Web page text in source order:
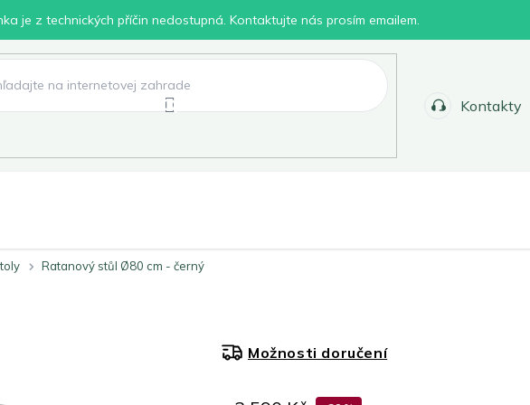
je z technických příčin nedostupná. Kontaktujte nás prosím emailem.
Kontakty
Ratanový stůl Ø80 cm - černý
Možnosti doručení